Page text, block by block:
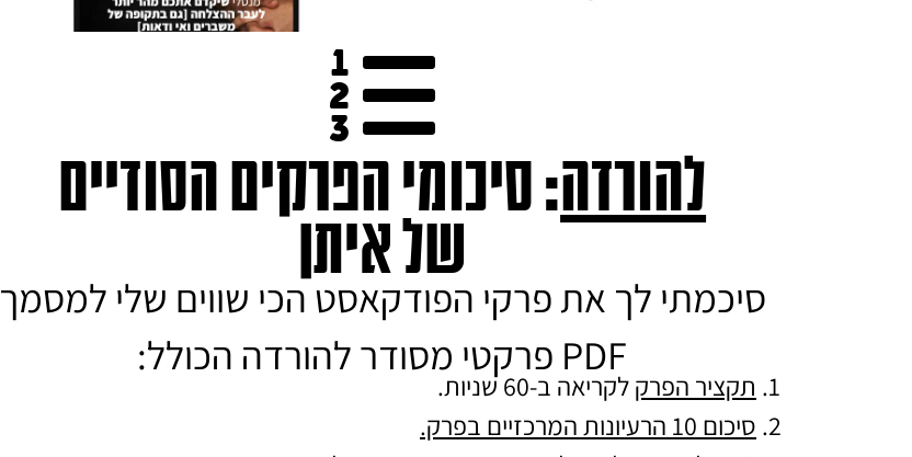
להורדה: סיכומי הפרקים הסודיים
של איתן
סיכמתי לך את פרקי הפודקאסט הכי שווים שלי למסמך
PDF פרקטי מסודר להורדה הכולל:
תקציר הפרקלקריאה ב-60 שניות.
סיכום 10 הרעיונות המרכזיים בפרק.